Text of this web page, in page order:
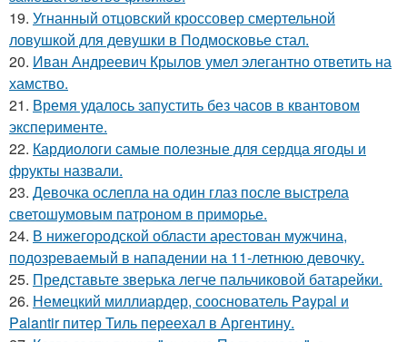
19. Угнанный отцовский кроссовер смертельной
ловушкой для девушки в Подмосковье стал.
20. Иван Андреевич Крылов умел элегантно ответить на
хамство.
21. Время удалось запустить без часов в квантовом
эксперименте.
22. Кардиологи самые полезные для сердца ягоды и
фрукты назвали.
23. Девочка ослепла на один глаз после выстрела
светошумовым патроном в приморье.
24. В нижегородской области арестован мужчина,
подозреваемый в нападении на 11-летнюю девочку.
25. Представьте зверька легче пальчиковой батарейки.
26. Немецкий миллиардер, сооснователь Paypal и
Palantir питер Тиль переехал в Аргентину.